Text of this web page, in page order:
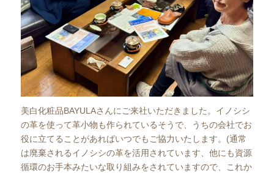
美白化粧品BAYULAさんにご来社いただきました。イノシシ
の革を使って革小物も作られているそうで、うちの会社でお
役に立てることがあればいつでもご協力いたします。(通常
は廃棄されるイノシシの革を活用されています、他にも資源
循環のお手本みたいな取り組みをされていますので、これか